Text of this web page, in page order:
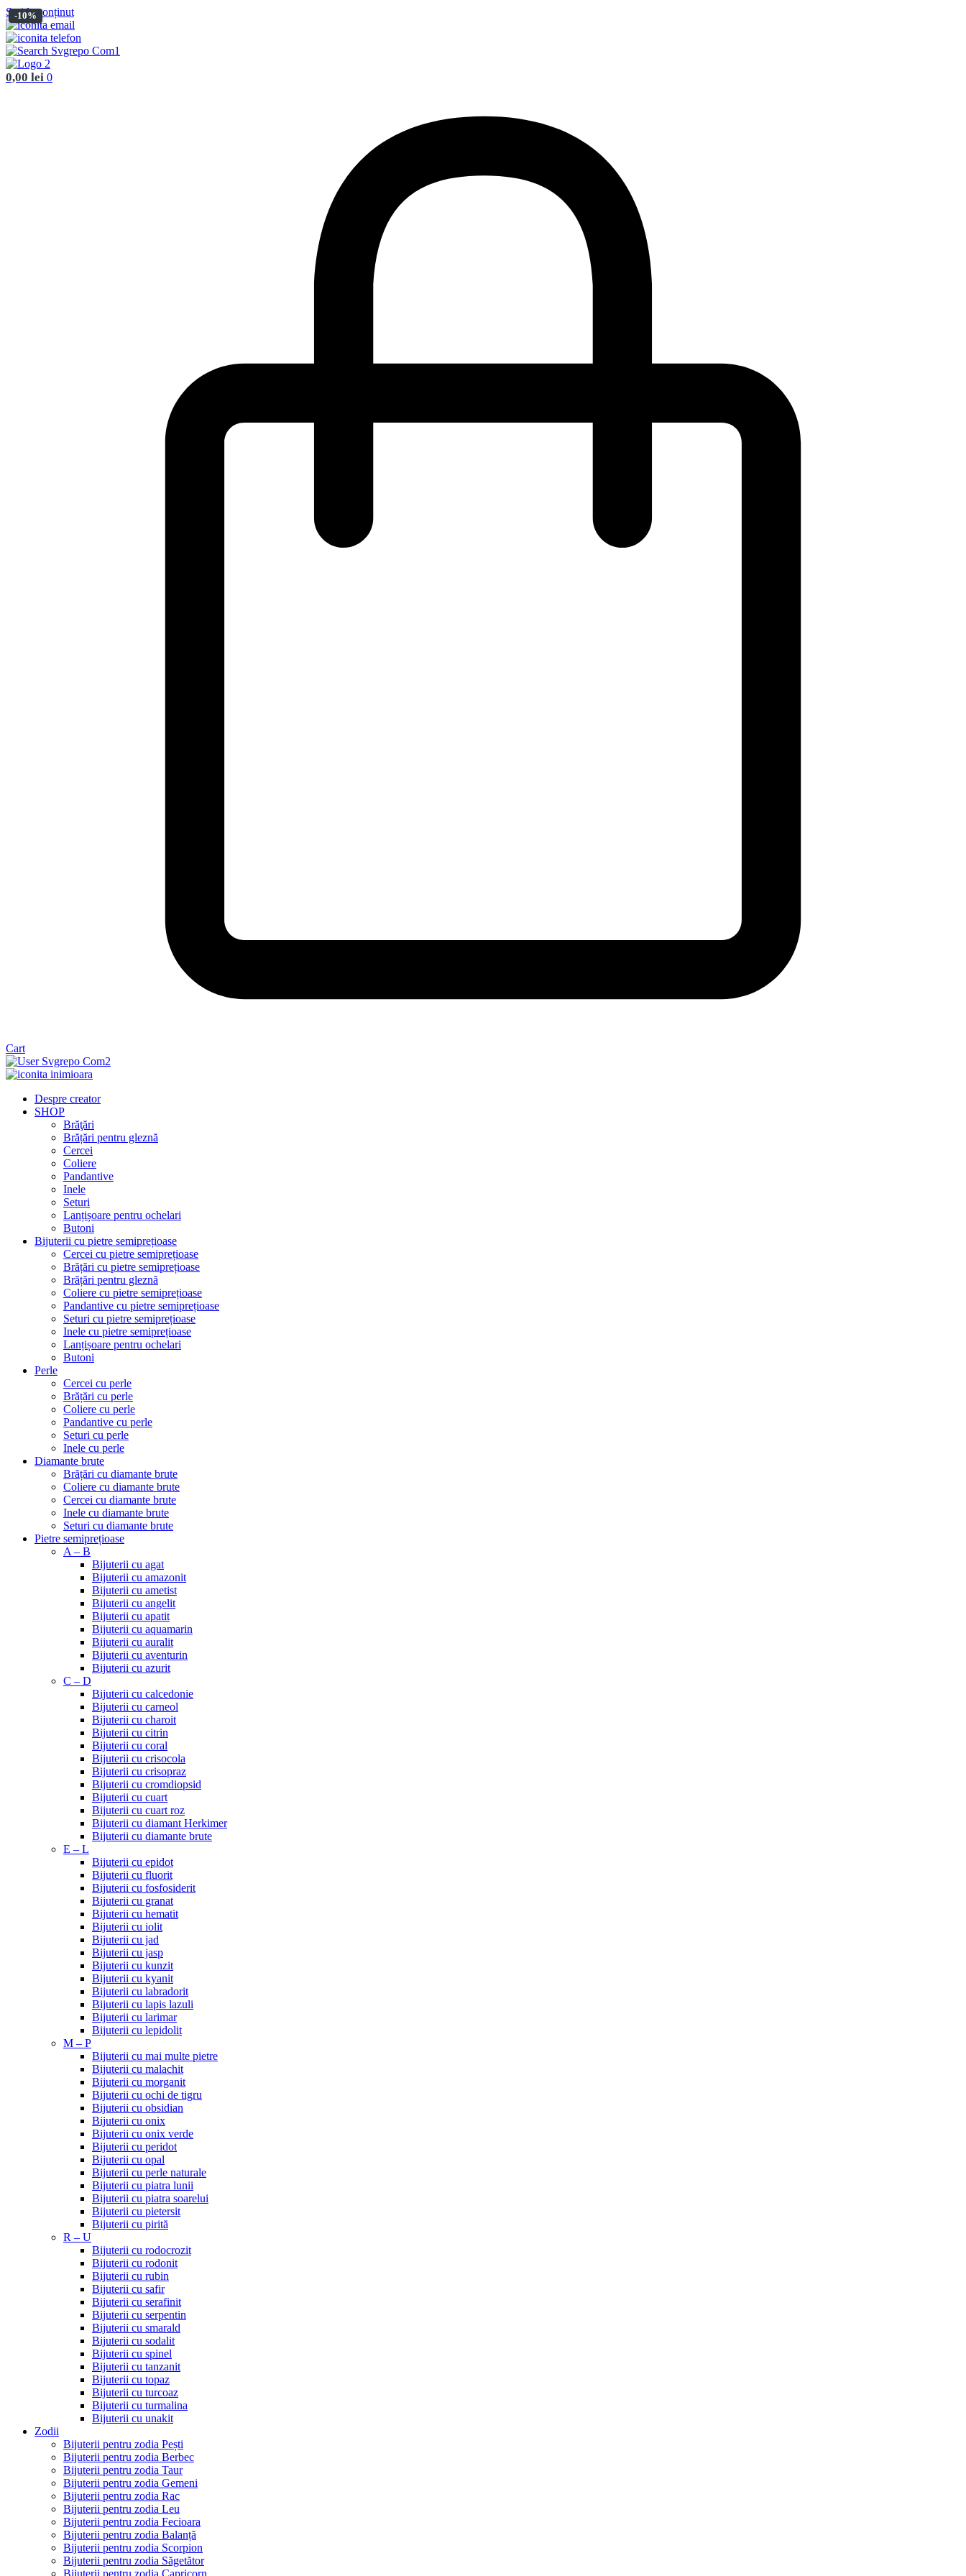
Sari la conținut
0,00 lei 0
Cart
Despre creator
SHOP
Brăţări
Brățări pentru gleznă
Cercei
Coliere
Pandantive
Inele
Seturi
Lanțișoare pentru ochelari
Butoni
Bijuterii cu pietre semiprețioase
Cercei cu pietre semiprețioase
Brățări cu pietre semiprețioase
Brățări pentru gleznă
Coliere cu pietre semiprețioase
Pandantive cu pietre semiprețioase
Seturi cu pietre semiprețioase
Inele cu pietre semiprețioase
Lanțișoare pentru ochelari
Butoni
Perle
Cercei cu perle
Brățări cu perle
Coliere cu perle
Pandantive cu perle
Seturi cu perle
Inele cu perle
Diamante brute
Brățări cu diamante brute
Coliere cu diamante brute
Cercei cu diamante brute
Inele cu diamante brute
Seturi cu diamante brute
Pietre semiprețioase
A – B
Bijuterii cu agat
Bijuterii cu amazonit
Bijuterii cu ametist
Bijuterii cu angelit
Bijuterii cu apatit
Bijuterii cu aquamarin
Bijuterii cu auralit
Bijuterii cu aventurin
Bijuterii cu azurit
C – D
Bijuterii cu calcedonie
Bijuterii cu carneol
Bijuterii cu charoit
Bijuterii cu citrin
Bijuterii cu coral
Bijuterii cu crisocola
Bijuterii cu crisopraz
Bijuterii cu cromdiopsid
Bijuterii cu cuart
Bijuterii cu cuart roz
Bijuterii cu diamant Herkimer
Bijuterii cu diamante brute
E – L
Bijuterii cu epidot
Bijuterii cu fluorit
Bijuterii cu fosfosiderit
Bijuterii cu granat
Bijuterii cu hematit
Bijuterii cu iolit
Bijuterii cu jad
Bijuterii cu jasp
Bijuterii cu kunzit
Bijuterii cu kyanit
Bijuterii cu labradorit
Bijuterii cu lapis lazuli
Bijuterii cu larimar
Bijuterii cu lepidolit
M – P
Bijuterii cu mai multe pietre
Bijuterii cu malachit
Bijuterii cu morganit
Bijuterii cu ochi de tigru
Bijuterii cu obsidian
Bijuterii cu onix
Bijuterii cu onix verde
Bijuterii cu peridot
Bijuterii cu opal
Bijuterii cu perle naturale
Bijuterii cu piatra lunii
Bijuterii cu piatra soarelui
Bijuterii cu pietersit
Bijuterii cu pirită
R – U
Bijuterii cu rodocrozit
Bijuterii cu rodonit
Bijuterii cu rubin
Bijuterii cu safir
Bijuterii cu serafinit
Bijuterii cu serpentin
Bijuterii cu smarald
Bijuterii cu sodalit
Bijuterii cu spinel
Bijuterii cu tanzanit
Bijuterii cu topaz
Bijuterii cu turcoaz
Bijuterii cu turmalina
Bijuterii cu unakit
Zodii
Bijuterii pentru zodia Pești
Bijuterii pentru zodia Berbec
Bijuterii pentru zodia Taur
Bijuterii pentru zodia Gemeni
Bijuterii pentru zodia Rac
Bijuterii pentru zodia Leu
Bijuterii pentru zodia Fecioara
Bijuterii pentru zodia Balanță
Bijuterii pentru zodia Scorpion
Bijuterii pentru zodia Săgetător
Bijuterii pentru zodia Capricorn
-10%